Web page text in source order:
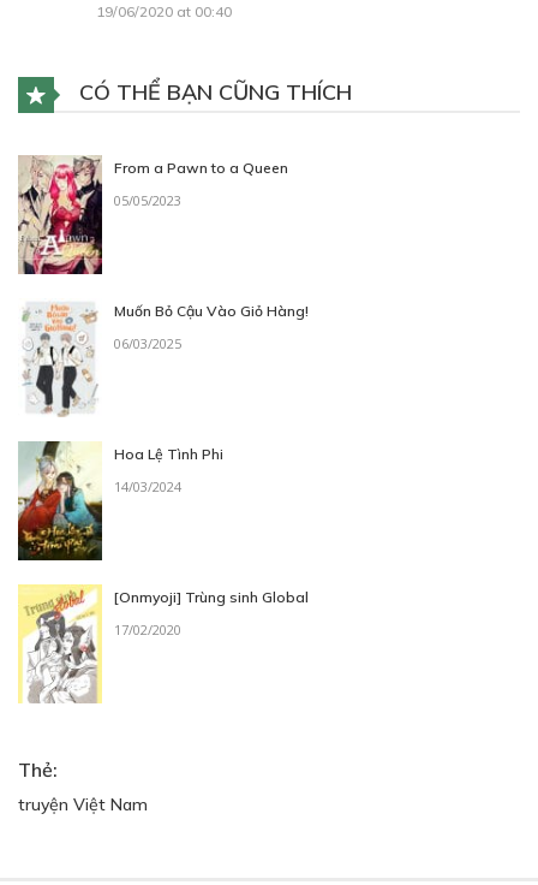
19/06/2020 at 00:40
CÓ THỂ BẠN CŨNG THÍCH
From a Pawn to a Queen
05/05/2023
Muốn Bỏ Cậu Vào Giỏ Hàng!
06/03/2025
Hoa Lệ Tình Phi
14/03/2024
[Onmyoji] Trùng sinh Global
17/02/2020
Thẻ:
truyện Việt Nam